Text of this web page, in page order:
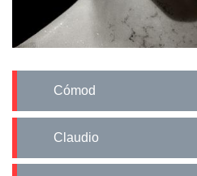
Cómod
Claudio